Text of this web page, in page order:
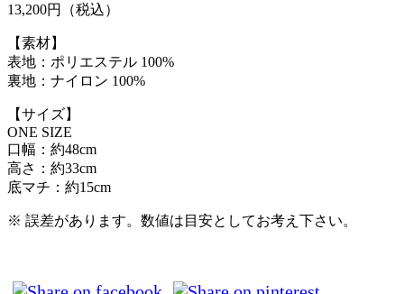
13,200円（税込）
【素材】
表地：ポリエステル 100%
裏地：ナイロン 100%
【サイズ】
ONE SIZE
口幅：約48cm
高さ：約33cm
底マチ：約15cm
※ 誤差があります。数値は目安としてお考え下さい。